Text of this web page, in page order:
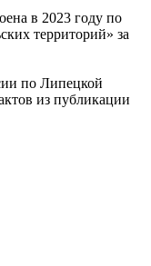
в 2023 году по
территорий» за
по Липецкой
из публикации